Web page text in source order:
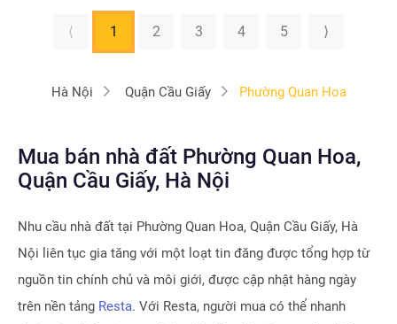
⟨ 1 2 3 4 5 ⟩
Hà Nội Quận Cầu Giấy Phường Quan Hoa
Mua bán nhà đất Phường Quan Hoa,
Quận Cầu Giấy, Hà Nội
Nhu cầu nhà đất tại Phường Quan Hoa, Quận Cầu Giấy, Hà
Nội liên tục gia tăng với một loạt tin đăng được tổng hợp từ
nguồn tin chính chủ và môi giới, được cập nhật hàng ngày
trên nền tảng Resta. Với Resta, người mua có thể nhanh